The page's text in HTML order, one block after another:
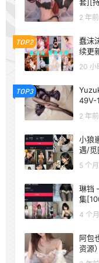
2 年前
TOP2
蠢沫
续更
20 小
TOP3
49V-
2 年前
小狼
遇/觅
音资
5 个
琳铛
集
更新
4 个
阿包
资源）